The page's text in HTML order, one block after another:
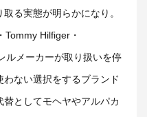
取る実態が明らかになり。
Hilfiger・
ルメーカーが取り扱いを停
ない選択をするブランド
としてモヘヤやアルパカ